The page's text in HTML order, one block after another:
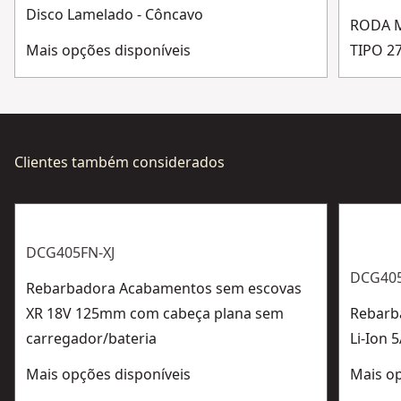
Disco Lamelado - Côncavo
Mais opções disponíveis
RODA
TIPO
Clientes também considerados
DCG405FN-XJ
Rebarbadora Acabamentos sem escovas
XR 18V 125mm com cabeça plana sem
carregador/bateria
Mais opções disponíveis
Li-Ion
Mais